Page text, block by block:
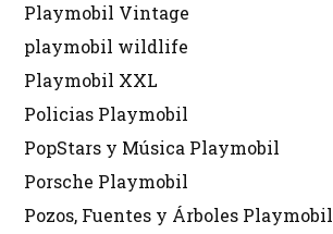
Playmobil Vintage
playmobil wildlife
Playmobil XXL
Policias Playmobil
PopStars y Música Playmobil
Porsche Playmobil
Pozos, Fuentes y Árboles Playmobil